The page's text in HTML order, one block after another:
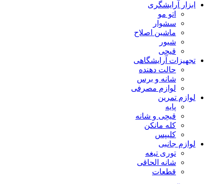
ابزار آرایشگری
اتو مو
سشوار
ماشین اصلاح
شیور
قیچی
تجهیزات آرایشگاهی
حالت دهنده
شانه و برس
لوازم مصرفی
لوازم تمرین
پایه
قیچی و شانه
کله مانکن
کلیپس
لوازم جانبی
توری تیغه
شانه الحاقی
قطعات